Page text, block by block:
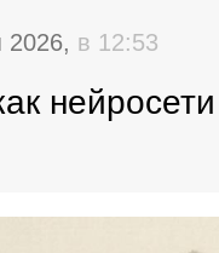
в 12:53